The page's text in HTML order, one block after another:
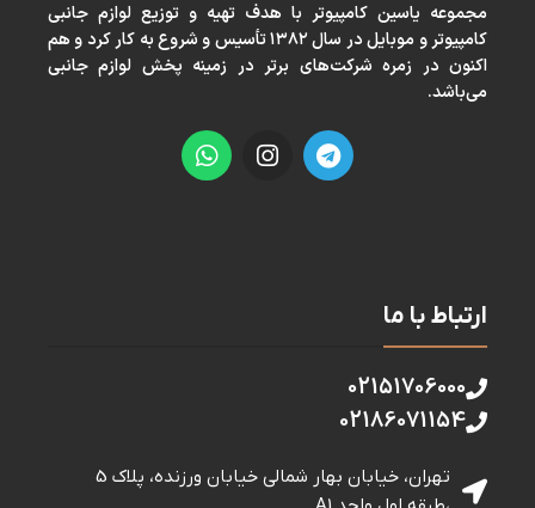
مجموعه ياسين كامپيوتر با هدف تهيه و توزيع لوازم جانبی
كامپيوتر و موبايل در سال ١٣٨٢ تأسيس و شروع به كار كرد و هم
اكنون در زمره شركت‌های برتر در زمينه پخش لوازم جانبی
می‌باشد.
ارتباط با ما
02151706000
02186071154
تهران، خیابان بهار شمالی خيابان ورزنده، پلاک 5